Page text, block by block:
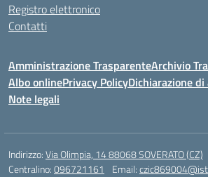
Registro elettronico
Contatti
Amministrazione TrasparenteArchivio
Albo onlinePrivacy PolicyDichiarazione
Note legali
Indirizzo:Via Olimpia, 14 88068 SOVERATO (CZ)
Centralino:096721161 Email: